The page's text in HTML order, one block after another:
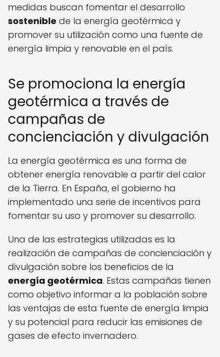
medidas buscan fomentar el desarrollo
sostenible de la energía geotérmica y
promover su utilización como una fuente de
energía limpia y renovable en el país.
Se promociona la energía
geotérmica a través de
campañas de
concienciación y divulgación
La energía geotérmica es una forma de
obtener energía renovable a partir del calor
de la Tierra. En España, el gobierno ha
implementado una serie de incentivos para
fomentar su uso y promover su desarrollo.
Una de las estrategias utilizadas es la
realización de campañas de concienciación y
divulgación sobre los beneficios de la
energía geotérmica. Estas campañas tienen
como objetivo informar a la población sobre
las ventajas de esta fuente de energía limpia
y su potencial para reducir las emisiones de
gases de efecto invernadero.